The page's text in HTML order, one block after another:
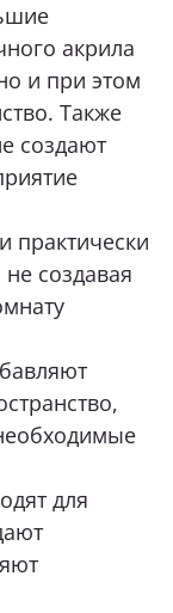
акрила
и при этом
Также
создают
практически
создавая
для